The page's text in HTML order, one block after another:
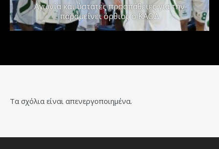
Αγωνία και ύστατες προσπάθειες για την
παραμείνει όρθιος ο ΚΑΟΔ
Τα σχόλια είναι απενεργοποιημένα.